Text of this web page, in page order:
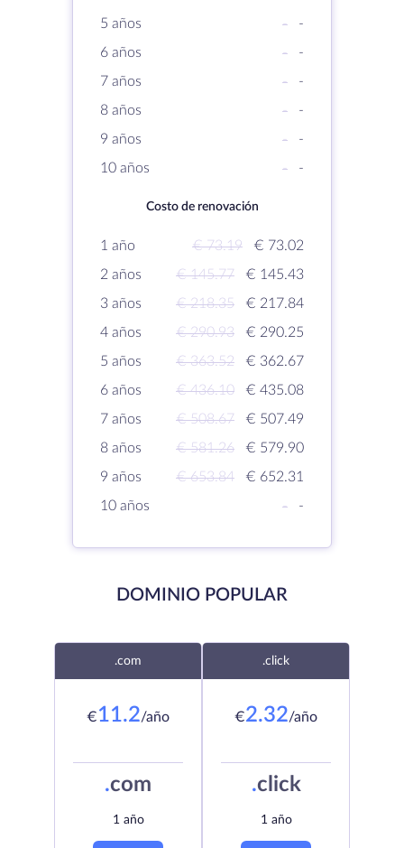
5 años
-
-
6 años
-
-
7 años
-
-
8 años
-
-
9 años
-
-
10 años
- -
Costo de renovación
1 año € 73.19
€ 73.02
2 años
€ 145.77
€ 145.43
3 años
€ 218.35
€ 217.84
4 años
€ 290.93
€ 290.25
5 años
€ 363.52
€ 362.67
6 años
€ 436.10
€ 435.08
7 años
€ 508.67
€ 507.49
8 años
€ 581.26
€ 579.90
9 años
€ 653.84
€ 652.31
10 años
- -
DOMINIO POPULAR
.com
€11.2/año
.com
1 año
.click
€2.32/año
.click
1 año